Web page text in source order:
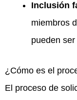
Inclusión
miembros
pueden
¿Cómo es el
El proceso de